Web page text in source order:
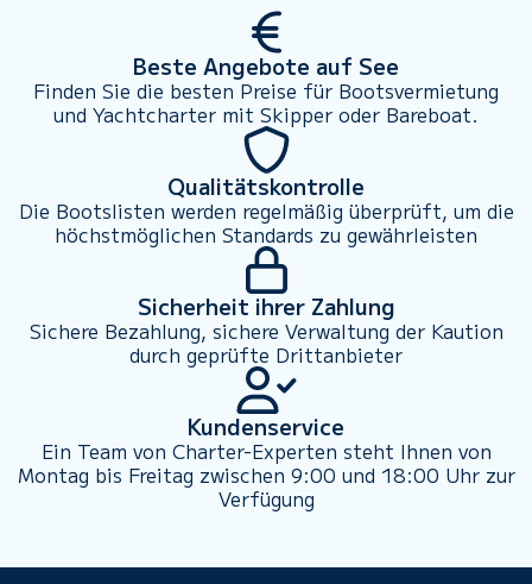
Beste Angebote auf See
Finden Sie die besten Preise für Bootsvermietung
und Yachtcharter mit Skipper oder Bareboat.
Qualitätskontrolle
Die Bootslisten werden regelmäßig überprüft, um die
höchstmöglichen Standards zu gewährleisten
Sicherheit ihrer Zahlung
Sichere Bezahlung, sichere Verwaltung der Kaution
durch geprüfte Drittanbieter
Kundenservice
Ein Team von Charter-Experten steht Ihnen von
Montag bis Freitag zwischen 9:00 und 18:00 Uhr zur
Verfügung